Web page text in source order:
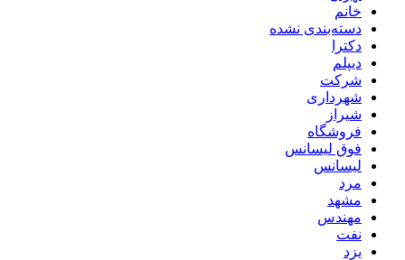
خانم
دسته‌بندی نشده
دکترا
دیپلم
شرکت
شهرداری
شیراز
فروشگاه
فوق لیسانس
لیسانس
مرد
مشهد
مهندس
نفت
یزد